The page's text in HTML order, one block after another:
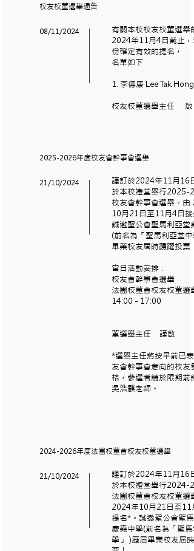
校友校董選舉通告
08/11/2024
有關本校校友校董選舉
2024年11月4日截止，
份確定有效的提名，
名單如下﹕
1. 李德康 Lee Tak Hong
校友校董選舉主任 啟
2025-2026年度校友會幹事會選舉
21/10/2024
謹訂於2024年11月16
於本校禮堂舉行2025-
校友會幹事會選舉。由
10月21日至11月4日接
誠邀聖公會聖馬利亞堂
(前名為「聖馬利亞堂中
畢業校友屆時踴躍投票！
當日活動安排：
校友會幹事會選舉
法團校董會校友校董選舉
14:00 - 17:00
董選舉主任 謹啟
*選舉主任將按早前已表
友會幹事會意向的校友
格，參選者請於限期前
吳浩麒老師。
2024-2026年度法團校董會校友校董選舉
21/10/2024
謹訂於2024年11月16
於本校禮堂舉行2024-
法團校董會校友校董選
2024年10月21日至11
提名*。誠邀聖公會聖馬
慶堯中學(前名為「聖馬
學」 )歷屆畢業校友屆時